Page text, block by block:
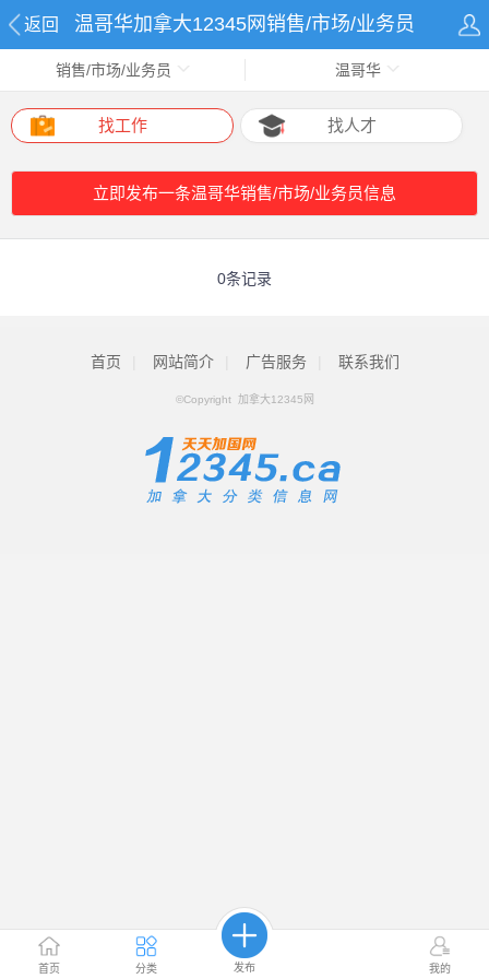
返回 温哥华加拿大12345网销售/市场/业务员
首页 分类 发布 我的
销售/市场/业务员 温哥华
找工作 找人才
立即发布一条温哥华销售/市场/业务员信息
0条记录
首页 网站简介 广告服务 联系我们
©Copyright 加拿大12345网